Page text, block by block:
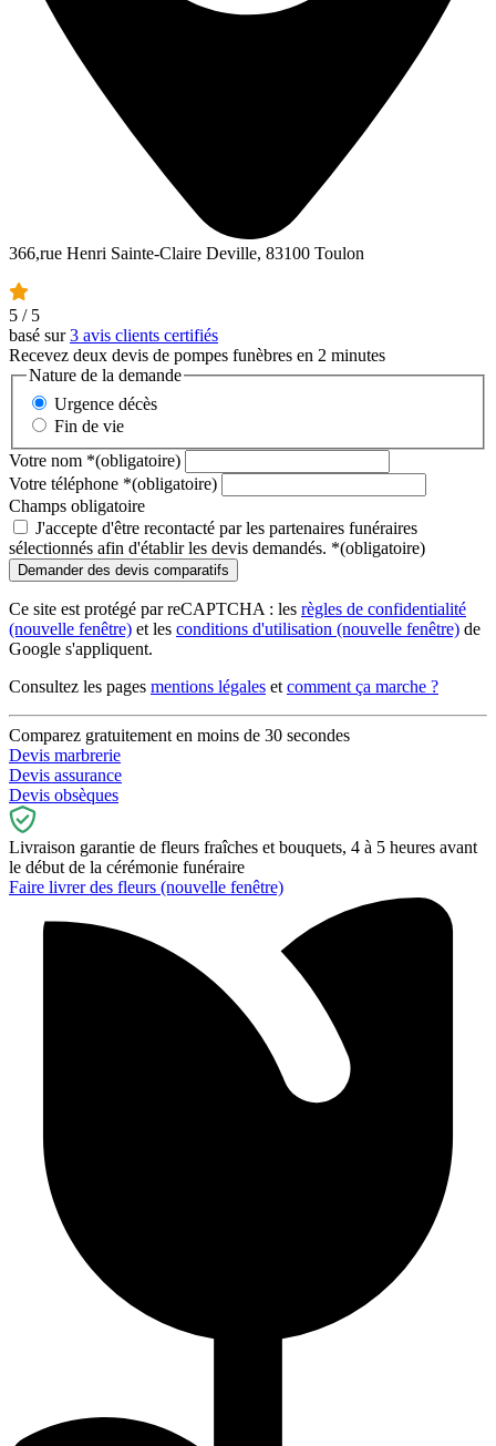
366,rue Henri Sainte-Claire Deville, 83100 Toulon
5 / 5
basé sur3 avis clients certifiés
Recevez deux devis de pompes funèbres en 2 minutes
Nature de la demande
Urgence décès
Fin de vie
Votre nom *(obligatoire)
Votre téléphone *(obligatoire)
Champs obligatoire
J'accepte d'être recontacté par les partenaires funéraires
sélectionnés afin d'établir les devis demandés. *(obligatoire)
Ce site est protégé par reCAPTCHA : les règles de confidentialité
(nouvelle fenêtre) et les conditions d'utilisation (nouvelle fenêtre) de
Google s'appliquent.
Consultez les pages mentions légales et comment ça marche ?
Comparez gratuitement en moins de 30 secondes
Devis marbrerie
Devis assurance
Devis obsèques
Livraison garantie de fleurs fraîches et bouquets, 4 à 5 heures avant
le début de la cérémonie funéraire
Faire livrer des fleurs (nouvelle fenêtre)